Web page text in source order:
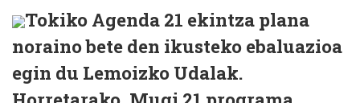
Tokiko Agenda 21 ekintza plana
noraino bete den ikusteko ebaluazioa
egin du Lemoizko Udalak.